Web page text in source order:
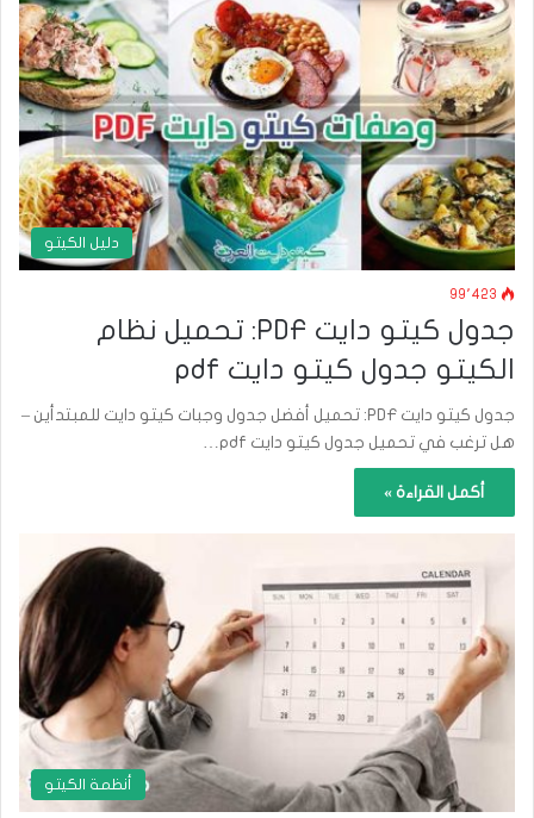
دليل الكيتو
99٬423
جدول كيتو دايت PDF: تحميل نظام
الكيتو جدول كيتو دايت pdf
جدول كيتو دايت PDF: تحميل أفضل جدول وجبات كيتو دايت للمبتدأين –
هل ترغب في تحميل جدول كيتو دايت pdf…
أكمل القراءة »
أنظمة الكيتو